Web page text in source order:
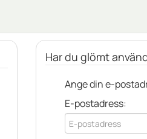
Har du glömt
Ange din e-
E-postadress: